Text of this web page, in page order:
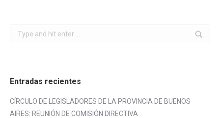
Search:
Entradas recientes
CÍRCULO DE LEGISLADORES DE LA PROVINCIA DE BUENOS
AIRES: REUNIÓN DE COMISIÓN DIRECTIVA